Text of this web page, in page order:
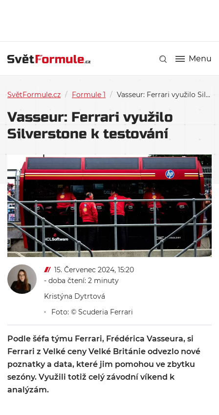
Menu
SvětFormule.cz / Formule 1 / Vasseur: Ferrari využilo Silverstone k testování
Vasseur: Ferrari využilo
Silverstone k testování
15. Červenec 2024, 15:20
- doba čtení: 2 minuty
Kristýna Dytrtová
Foto: © Scuderia Ferrari
Podle šéfa týmu Ferrari, Frédérica Vasseura, si
Ferrari z Velké ceny Velké Británie odvezlo nové
poznatky a data, které jim pomohou ve zbytku
sezóny. Využili totiž celý závodní víkend k
analýzám.